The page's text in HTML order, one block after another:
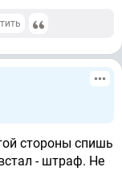
стороны спишь
- штраф. Не